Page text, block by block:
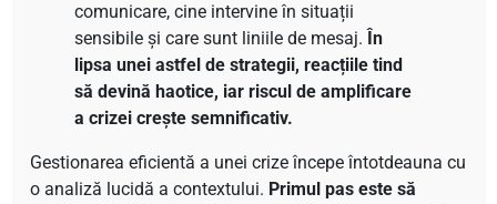
comunicare, cine intervine în situații
sensibile și care sunt liniile de mesaj. În
lipsa unei astfel de strategii, reacțiile tind
să devină haotice, iar riscul de amplificare
a crizei crește semnificativ.
Gestionarea eficientă a unei crize începe întotdeauna cu
o analiză lucidă a contextului. Primul pas este să